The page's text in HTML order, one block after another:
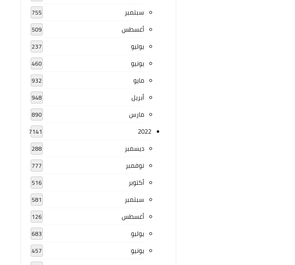
سبتمبر 755
أغسطس 509
يوليو 237
يونيو 460
مايو 932
أبريل 948
مارس 890
2022
7141
ديسمبر 288
نوفمبر 777
أكتوبر 516
سبتمبر 581
أغسطس 126
يوليو 683
يونيو 457